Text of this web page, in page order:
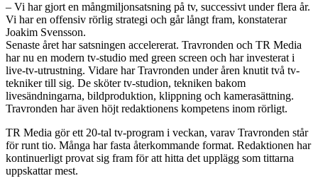
– Vi har gjort en mångmiljonsatsning på tv, successivt under flera år.
Vi har en offensiv rörlig strategi och går långt fram, konstaterar
Joakim Svensson.
Senaste året har satsningen accelererat. Travronden och TR Media
har nu en modern tv-studio med green screen och har investerat i
live-tv-utrustning. Vidare har Travronden under åren knutit två tv-
tekniker till sig. De sköter tv-studion, tekniken bakom
livesändningarna, bildproduktion, klippning och kamerasättning.
Travronden har även höjt redaktionens kompetens inom rörligt.
TR Media gör ett 20-tal tv-program i veckan, varav Travronden står
för runt tio. Många har fasta återkommande format. Redaktionen har
kontinuerligt provat sig fram för att hitta det upplägg som tittarna
uppskattar mest.